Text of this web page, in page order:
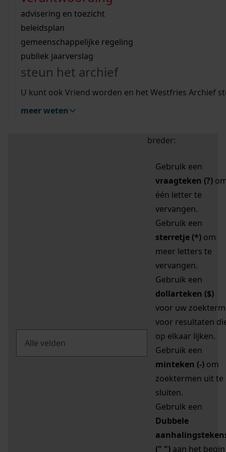
bouwvergunningen
omgevingsvergunningen
vergunningen
beeld en geluid
uitleg nodig?
Wij helpen u op weg met een aantal zoektips.
bekijk alle zoektips
Wij helpen u op weg met een aantal zoektips.
bekijk alle zoektips
bekijk ons geschiedenislokaal
advisering en toezicht
beleidsplan
gemeenschappelijke regeling
publiek jaarverslag
steun het archief
U kunt ook Vriend worden en het Westfries Archief
meer weten
zoektips
Mijn Studiezaal (inloggen)
uw zoekopdracht te
breder:
Gebruik een
vraagteken (?)
één letter te
vervangen.
Gebruik een
sterretje (*) om
meer letters te
vervangen.
Gebruik een
dollarteken ($)
voor uw zoekterm
voor resultaten
op elkaar lijken.
Gebruik een
minteken (-) om
zoektermen uit te
sluiten.
Gebruik een
Dubbele
(" ") aan het begin